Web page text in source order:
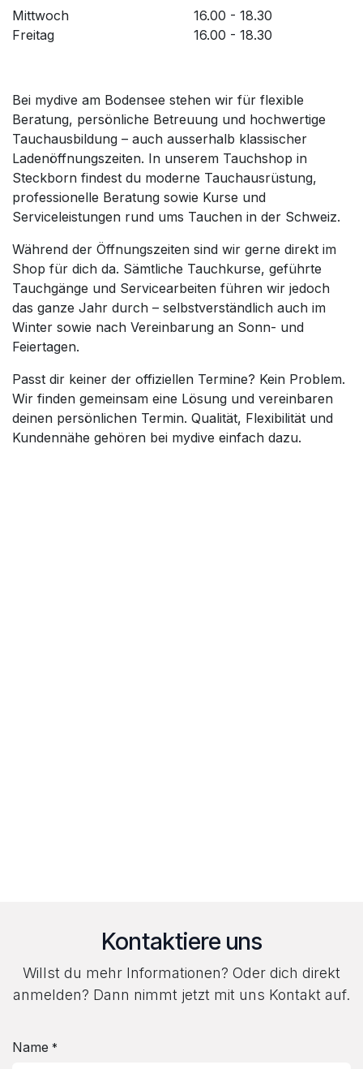
Mittwoch
Freitag
16.00 - 18.30
16.00 - 18.30
Bei mydive am Bodensee stehen wir für flexible
Beratung, persönliche Betreuung und hochwertige
Tauchausbildung – auch ausserhalb klassischer
Ladenöffnungszeiten. In unserem Tauchshop in
Steckborn findest du moderne Tauchausrüstung,
professionelle Beratung sowie Kurse und
Serviceleistungen rund ums Tauchen in der Schweiz.
Während der Öffnungszeiten sind wir gerne direkt im
Shop für dich da. Sämtliche Tauchkurse, geführte
Tauchgänge und Servicearbeiten führen wir jedoch
das ganze Jahr durch – selbstverständlich auch im
Winter sowie nach Vereinbarung an Sonn- und
Feiertagen.
Passt dir keiner der offiziellen Termine? Kein Problem.
Wir finden gemeinsam eine Lösung und vereinbaren
deinen persönlichen Termin. Qualität, Flexibilität und
Kundennähe gehören bei mydive einfach dazu.
Kontaktiere uns
Willst du mehr Informationen? Oder dich direkt
anmelden? Dann nimmt jetzt mit uns Kontakt auf.
Name *